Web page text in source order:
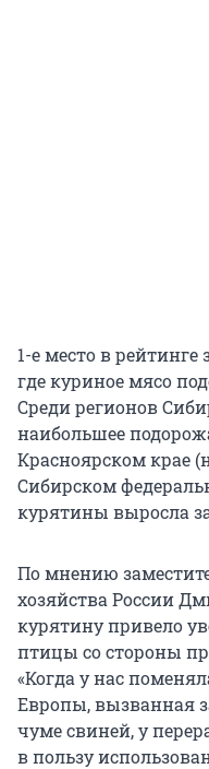
1-е место в рейтинге
где куриное мясо
Среди регионов
наибольшее
Красноярском крае
Сибирском
курятины выросла
По мнению
хозяйства России
курятину привело
птицы со стороны
«Когда у нас
Европы, вызванная
чуме свиней, у
в пользу